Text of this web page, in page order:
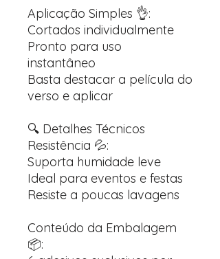
Aplicação Simples 👌:
Cortados individualmente
Pronto para uso
instantâneo
Basta destacar a película do
verso e aplicar
🔍 Detalhes Técnicos
Resistência 💦:
Suporta humidade leve
Ideal para eventos e festas
Resiste a poucas lavagens
Conteúdo da Embalagem
📦: